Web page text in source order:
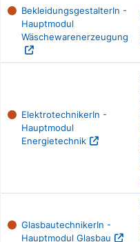
BekleidungsgestalterIn -
Hauptmodul
Wäschewarenerzeugung
ElektrotechnikerIn -
Hauptmodul
Energietechnik
GlasbautechnikerIn -
Hauptmodul Glasbau